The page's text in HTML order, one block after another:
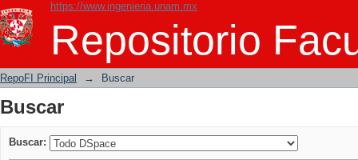
https://www.ingenieria.unam.mx
Repositorio
Buscar
RepoFI Principal → Buscar
Buscar
Buscar: